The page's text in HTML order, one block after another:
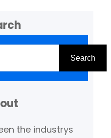
Search
the industrys